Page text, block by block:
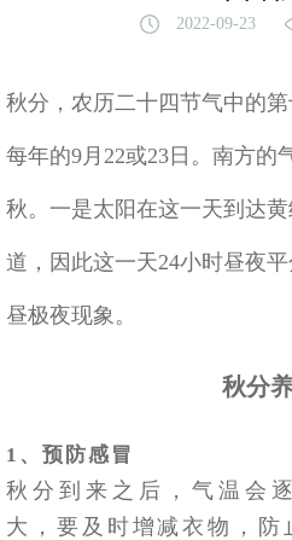
2022-09-23
秋分，农历二十四节气中的
每年的9月22或23日。南方的
秋。一是太阳在这一天到达
道，因此这一天24小时昼夜
昼极夜现象。
秋分
1、预防感冒
秋分到来之后，气温会
大，要及时增减衣物，